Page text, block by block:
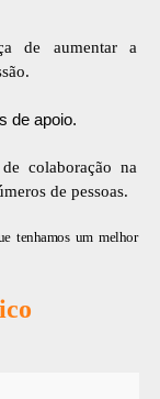
de aumentar a
de apoio.
colaboração na
de pessoas.
tenhamos um melhor